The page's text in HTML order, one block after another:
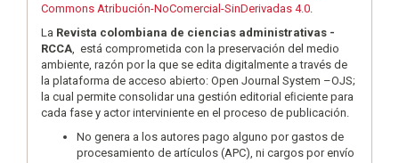
Commons Atribución-NoComercial-SinDerivadas 4.0
La Revista colombiana de ciencias administrativas -
RCCA , está comprometida con la preservación del medio
ambiente, razón por la que se edita digitalmente a través de
la plataforma de acceso abierto: Open Journal System –OJS;
la cual permite consolidar una gestión editorial eﬁciente para
cada fase y actor interviniente en el proceso de publicación.
No genera a los autores pago alguno por gastos de
procesamiento de artículos (APC), ni cargos por envío